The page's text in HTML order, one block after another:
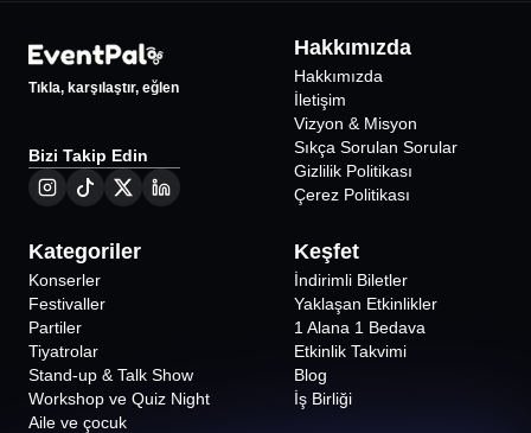
%2 İNDİRİMLİ
Tıkla, karşılaştır, eğlen
Bizi Takip Edin
Hakkımızda
Hakkımızda
İletişim
Vizyon & Misyon
Sıkça Sorulan Sorular
Gizlilik Politikası
Çerez Politikası
Kategoriler
Konserler
Festivaller
Partiler
Tiyatrolar
Stand-up & Talk Show
Workshop ve Quiz Night
Aile ve çocuk
Keşfet
İndirimli Biletler
Yaklaşan Etkinlikler
1 Alana 1 Bedava
Etkinlik Takvimi
Blog
İş Birliği